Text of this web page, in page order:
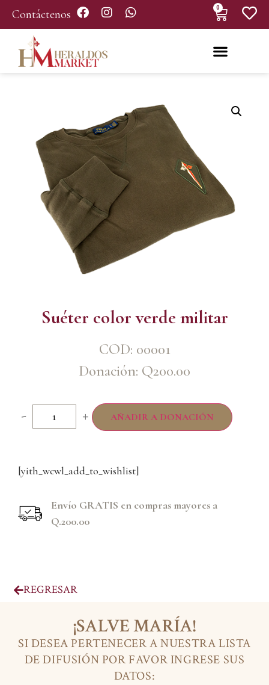
Contáctenos 0
Suéter color verde militar
COD: 00001
Donación: Q200.00
- + AÑADIR A DONACIÓN
[yith_wcwl_add_to_wishlist]
Envío GRATIS en compras mayores a
Q.200.00
REGRESAR
¡SALVE MARÍA!
SI DESEA PERTENECER A NUESTRA LISTA
DE DIFUSIÓN POR FAVOR INGRESE SUS
DATOS: